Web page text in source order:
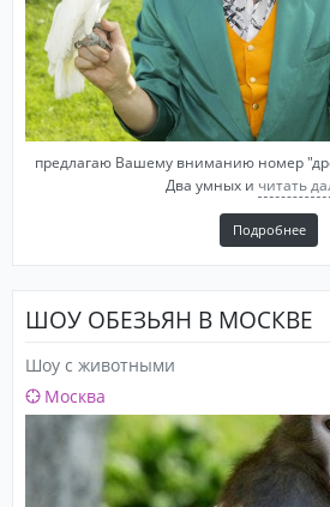
предлагаю Вашему вниманию номер
Два умных и читать
Подробнее
ШОУ ОБЕЗЬЯН В МОСКВЕ
Шоу с животными
Москва